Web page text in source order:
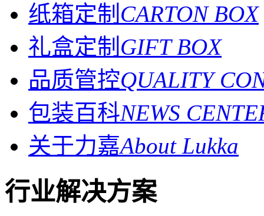
纸箱定制 CARTON BOX
礼盒定制 GIFT BOX
品质管控QUALITY
包装百科NEWS
关于力嘉About Lukka
行业解决方案